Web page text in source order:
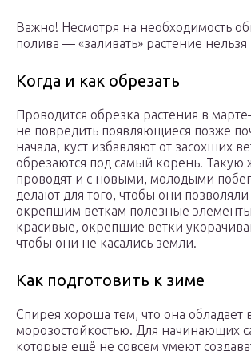
Важно! Несмотря на необходимость
полива — «заливать» растение нельзя
Когда и как обрезать
Проводится обрезка растения в
не повредить появляющиеся позже
начала, куст избавляют от засохших
обрезаются под самый корень. Такую
проводят и с новыми, молодыми
делают для того, чтобы они
окрепшим веткам полезные
красивые, окрепшие ветки
чтобы они не касались земли.
Как подготовить к зиме
Спирея хороша тем, что она обладает
морозостойкостью. Для начинающих
которые ещё не совсем умеют